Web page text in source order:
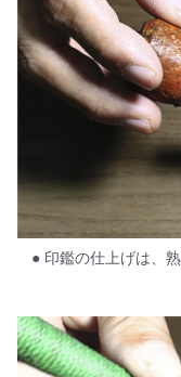
● 印鑑の仕上げは、